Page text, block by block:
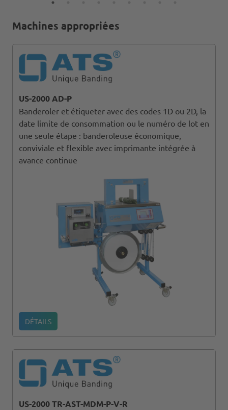
Machines appropriées
US-2000 AD-P
Banderoler et étiqueter avec des codes 1D ou 2D, la
date limite de consommation ou le numéro de lot en
une seule étape : banderoleuse économique,
conviviale et flexible avec imprimante intégrée à
avance continue
DÉTAILS
US-2000 TR-AST-MDM-P-V-R